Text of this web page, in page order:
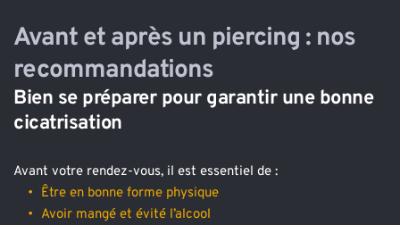
Avant et après un piercing : nos
recommandations
Bien se préparer pour garantir une bonne
cicatrisation
Avant votre rendez-vous, il est essentiel de :
Être en bonne forme physique
Avoir mangé et évité l’alcool